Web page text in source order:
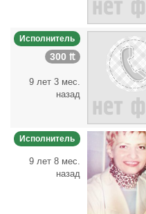
Исполнитель
300 ₶
9 лет 3 мес.
назад
Исполнитель
9 лет 8 мес.
назад